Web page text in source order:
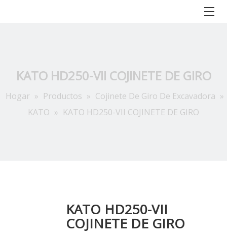
KATO HD250-VII COJINETE DE GIRO
Hogar » Productos » Cojinete De Giro De Excavadora »
KATO » KATO HD250-VII COJINETE DE GIRO
KATO HD250-VII
COJINETE DE GIRO